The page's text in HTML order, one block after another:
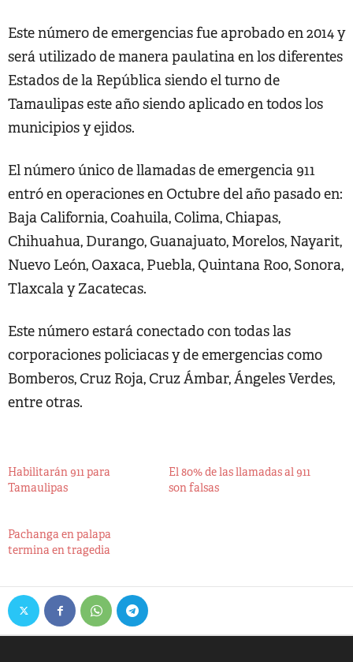
Este número de emergencias fue aprobado en 2014 y
será utilizado de manera paulatina en los diferentes
Estados de la República siendo el turno de
Tamaulipas este año siendo aplicado en todos los
municipios y ejidos.
El número único de llamadas de emergencia 911
entró en operaciones en Octubre del año pasado en:
Baja California, Coahuila, Colima, Chiapas,
Chihuahua, Durango, Guanajuato, Morelos, Nayarit,
Nuevo León, Oaxaca, Puebla, Quintana Roo, Sonora,
Tlaxcala y Zacatecas.
Este número estará conectado con todas las
corporaciones policiacas y de emergencias como
Bomberos, Cruz Roja, Cruz Ámbar, Ángeles Verdes,
entre otras.
Habilitarán 911 para
Tamaulipas
El 80% de las llamadas al 911
son falsas
Pachanga en palapa
termina en tragedia